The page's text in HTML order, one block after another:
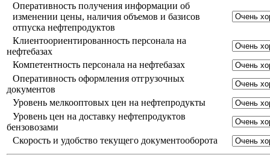
Оперативность получения информации об
изменении цены, наличия объемов и базисов
отпуска нефтепродуктов
Клиентоориентированность персонала на
нефтебазах
Компетентность персонала на нефтебазах
Оперативность оформления отгрузочных
документов
Уровень мелкооптовых цен на нефтепродукты
Уровень цен на доставку нефтепродуктов
бензовозами
Скорость и удобство текущего документооборота